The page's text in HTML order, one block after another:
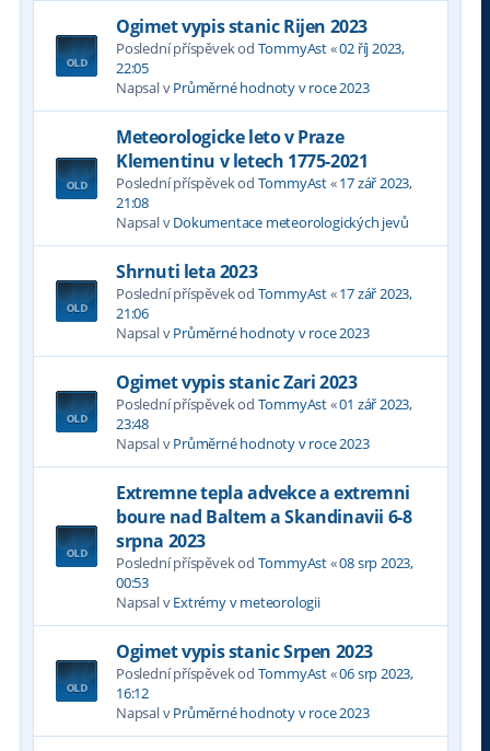
Ogimet vypis stanic Rijen 2023
Poslední příspěvek od TommyAst«02 říj 2023,
22:05
Napsal vPrůměrné hodnoty v roce 2023
Meteorologicke leto v Praze
Klementinu v letech 1775-2021
Poslední příspěvek od TommyAst«17 zář 2023,
21:08
Napsal vDokumentace meteorologických jevů
Shrnuti leta 2023
Poslední příspěvek od TommyAst«17 zář 2023,
21:06
Napsal vPrůměrné hodnoty v roce 2023
Ogimet vypis stanic Zari 2023
Poslední příspěvek od TommyAst«01 zář 2023,
23:48
Napsal vPrůměrné hodnoty v roce 2023
Extremne tepla advekce a extremni
boure nad Baltem a Skandinavii 6-8
srpna 2023
Poslední příspěvek od TommyAst«08 srp 2023,
00:53
Napsal vExtrémy v meteorologii
Ogimet vypis stanic Srpen 2023
Poslední příspěvek od TommyAst«06 srp 2023,
16:12
Napsal vPrůměrné hodnoty v roce 2023